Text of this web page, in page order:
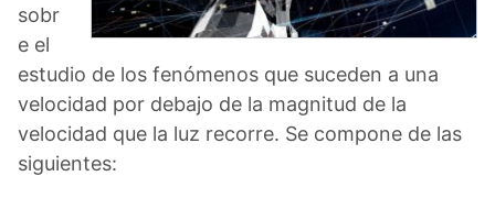
sobr
e el
estudio de los fenómenos que suceden a una
velocidad por debajo de la magnitud de la
velocidad que la luz recorre. Se compone de las
siguientes: